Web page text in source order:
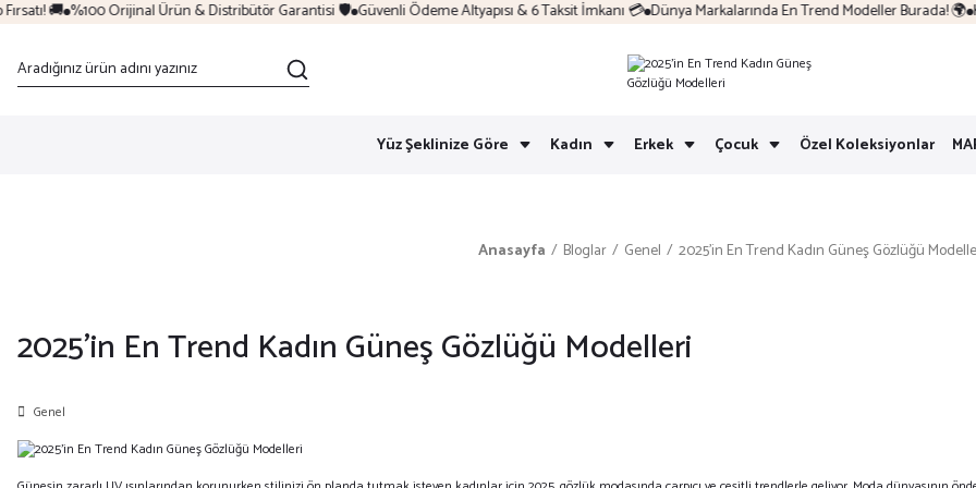
🚚 %100 Orijinal Ürün & Distribütör Garantisi 🛡️ Güvenli Ödeme Altyapısı & 6 Taksit İmkanı 💳 Dünya Markalarında En Trend Modeller Burada! 🌍
Yüz Şeklinize Göre Kadın Erkek Çocuk Özel Koleksiyonlar
Anasayfa Bloglar Genel 2025'in En Trend Kadın Güneş Gözlüğü
2025'in En Trend Kadın Güneş Gözlüğü Modelleri
Genel